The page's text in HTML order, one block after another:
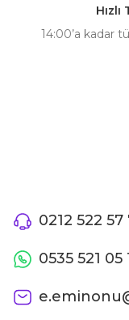
Ürün fiyatı
14:00’a kadar
0212 522 57
0535 521 05